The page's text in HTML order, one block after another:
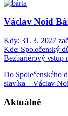
Václav Noid
Kdy: 31. 3. 2027
Kde: Společenský
Bezbariérový vstup
Do Společenského
slavíka – Václav
Aktuálně